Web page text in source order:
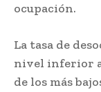
ocupación.
La tasa de
nivel inferior
de los más